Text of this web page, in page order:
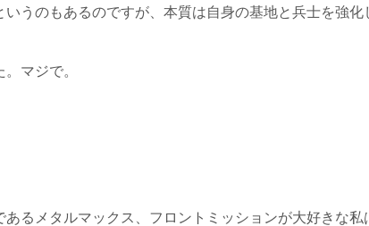
うのもあるのですが、本質は自身の基地と兵士を強
マジで。
るメタルマックス、フロントミッションが大好きな私